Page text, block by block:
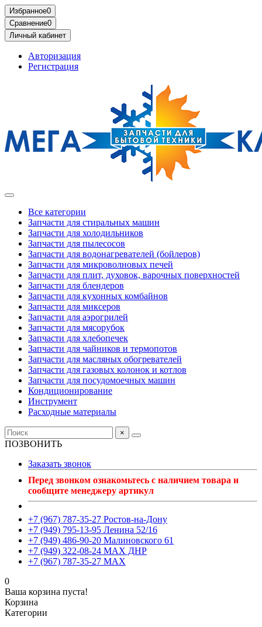
Избранное0
Сравнение0
Личный кабинет
Авторизация
Регистрация
Все категории
Запчасти для стиральных машин
Запчасти для холодильников
Запчасти для пылесосов
Запчасти для водонагревателей (бойлеров)
Запчасти для микроволновых печей
Запчасти для плит, духовок, варочных поверхностей
Запчасти для блендеров
Запчасти для кухонных комбайнов
Запчасти для миксеров
Запчасти для аэрогрилей
Запчасти для мясорубок
Запчасти для хлебопечек
Запчасти для чайников и термопотов
Запчасти для масляных обогревателей
Запчасти для газовых колонок и котлов
Запчасти для посудомоечных машин
Кондиционирование
Инструмент
Расходные материалы
×
ПОЗВОНИТЬ
Заказать звонок
Перед звонком ознакомьтесь с наличием товара и
сообщите менеджеру артикул
+7 (967) 787-35-27 Ростов-на-Дону
+7 (949) 795-13-95 Ленина 52/16
+7 (949) 486-90-20 Малиновского 61
+7 (949) 322-08-24 MAX ДНР
+7 (967) 787-35-27 MAX
0
Ваша корзина пуста!
Корзина
Категории